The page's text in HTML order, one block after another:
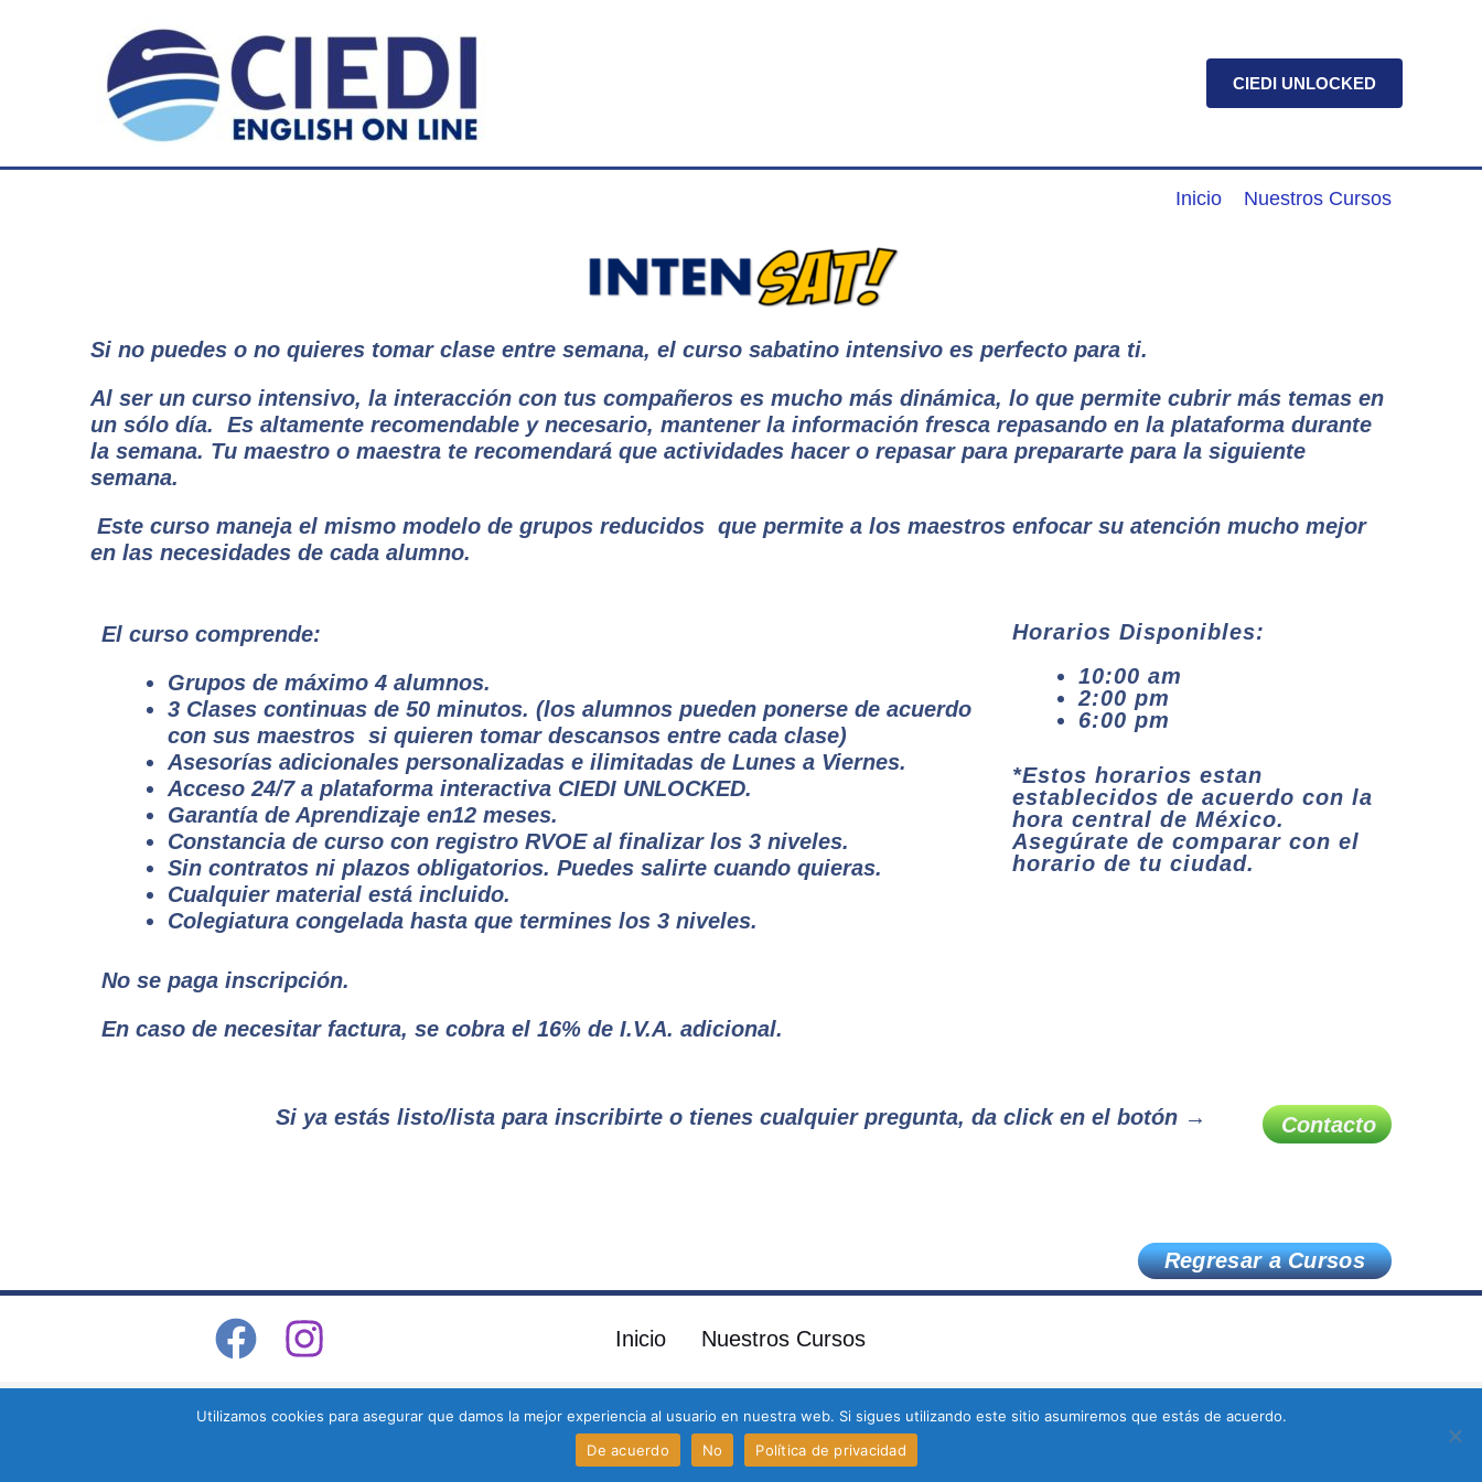
CIEDI UNLOCKED
Inicio Nuestros Cursos
Si no puedes o no quieres tomar clase entre semana, el curso sabatino intensivo es perfecto para ti.
Al ser un curso intensivo, la interacción con tus compañeros es mucho más dinámica, lo que permite cubrir más temas en
un sólo día. Es altamente recomendable y necesario, mantener la información fresca repasando en la plataforma durante
la semana. Tu maestro o maestra te recomendará que actividades hacer o repasar para prepararte para la siguiente
semana.
Este curso maneja el mismo modelo de grupos reducidos que permite a los maestros enfocar su atención mucho mejor
en las necesidades de cada alumno.
El curso comprende:
Grupos de máximo 4 alumnos.
3 Clases continuas de 50 minutos. (los alumnos pueden ponerse de acuerdo
con sus maestros si quieren tomar descansos entre cada clase)
Asesorías adicionales personalizadas e ilimitadas de Lunes a Viernes.
Acceso 24/7 a plataforma interactiva CIEDI UNLOCKED.
Garantía de Aprendizaje en12 meses.
Constancia de curso con registro RVOE al finalizar los 3 niveles.
Sin contratos ni plazos obligatorios. Puedes salirte cuando quieras.
Cualquier material está incluido.
Colegiatura congelada hasta que termines los 3 niveles.
No se paga inscripción.
En caso de necesitar factura, se cobra el 16% de I.V.A. adicional.
Horarios Disponibles:
10:00 am
2:00 pm
6:00 pm
*Estos horarios estan
establecidos de acuerdo con la
hora central de México.
Asegúrate de comparar con el
horario de tu ciudad.
Si ya estás listo/lista para inscribirte o tienes cualquier pregunta, da click en el botón → Contacto
Regresar a Cursos
Inicio Nuestros Cursos
Política de Privacidad/ Términos y Condiciones
Copyright © 2026 CIEDI ENGLISH ON LINE
Utilizamos cookies para asegurar que damos la mejor experiencia al usuario en nuestra web. Si sigues utilizando este sitio asumiremos que estás de acuerdo.
De acuerdo
No Política de privacidad